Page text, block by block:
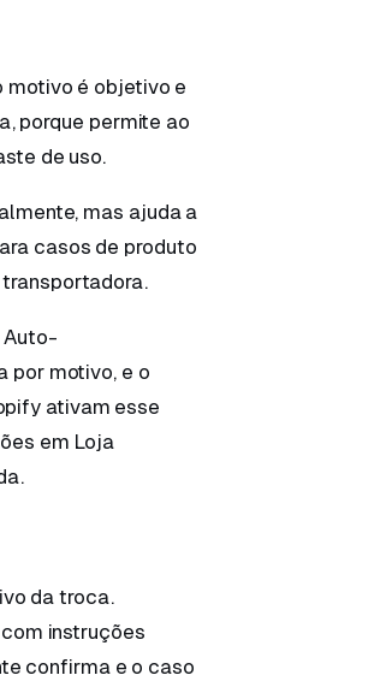
motivo é objetivo e
porque permite ao
de uso.
mas ajuda a
casos de produto
Auto-
por motivo, e o
ativam esse
em Loja
da troca.
instruções
confirma e o caso